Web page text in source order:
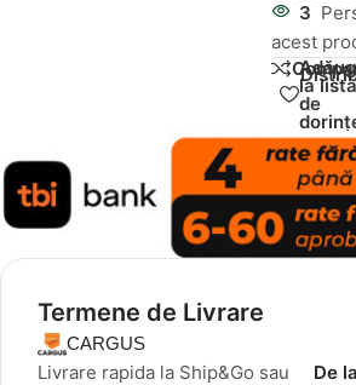
3
acest
la lista
de
Termene de Livrare
CARGUS
Livrare rapida la Ship&Go sau
De